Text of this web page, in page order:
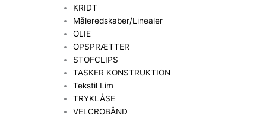
KRIDT
Måleredskaber/Linealer
OLIE
OPSPRÆTTER
STOFCLIPS
TASKER KONSTRUKTION
Tekstil Lim
TRYKLÅSE
VELCROBÅND